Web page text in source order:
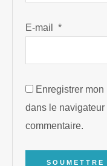
E-mail*
Enregistrer
dans le
commentaire.